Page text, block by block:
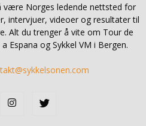
være Norges ledende nettsted for
intervjuer, videoer og resultater til
Alt du trenger å vite om Tour de
Espana og Sykkel VM i Bergen.